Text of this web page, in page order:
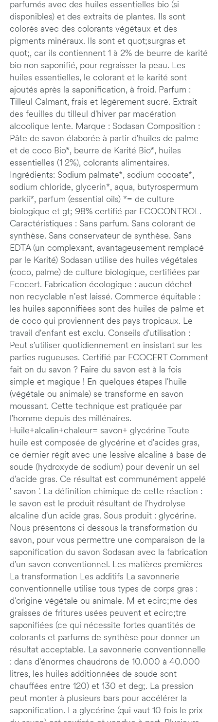
parfumés avec des huiles essentielles bio (si
disponibles) et des extraits de plantes. Ils sont
colorés avec des colorants végétaux et des
pigments minéraux. Ils sont et quot;surgras et
quot;, car ils contiennent 1 à 2% de beurre de karité
bio non saponifié, pour regraisser la peau. Les
huiles essentielles, le colorant et le karité sont
ajoutés après la saponification, à froid. Parfum :
Tilleul Calmant, frais et légèrement sucré. Extrait
des feuilles du tilleul d'hiver par macération
alcoolique lente. Marque : Sodasan Composition :
Pâte de savon élaborée à partir d'huiles de palme
et de coco Bio*, beurre de Karité Bio*, huiles
essentielles (1 2%), colorants alimentaires.
Ingrédients: Sodium palmate*, sodium cocoate*,
sodium chloride, glycerin*, aqua, butyrospermum
parkii*, parfum (essential oils) *= de culture
biologique et gt; 98% certifié par ECOCONTROL.
Caractéristiques : Sans parfum. Sans colorant de
synthèse. Sans conservateur de synthèse. Sans
EDTA (un complexant, avantageusement remplacé
par le Karité) Sodasan utilise des huiles végétales
(coco, palme) de culture biologique, certifiées par
Ecocert. Fabrication écologique : aucun déchet
non recyclable n'est laissé. Commerce équitable :
les huiles saponnifiées sont des huiles de palme et
de coco qui proviennent des pays tropicaux. Le
travail d'enfant est exclu. Conseils d'utilisation :
Peut s'utiliser quotidiennement en insistant sur les
parties rugueuses. Certifié par ECOCERT Comment
fait on du savon ? Faire du savon est à la fois
simple et magique ! En quelques étapes l'huile
(végétale ou animale) se transforme en savon
moussant. Cette technique est pratiquée par
l'homme depuis des millénaires.
Huile+alcalin+chaleur= savon+ glycérine Toute
huile est composée de glycérine et d'acides gras,
ce dernier régit avec une lessive alcaline à base de
soude (hydroxyde de sodium) pour devenir un sel
d'acide gras. Ce résultat est communément appelé
' savon '. La définition chimique de cette réaction :
le savon est le produit résultant de l'hydrolyse
alcaline d'un acide gras. Sous produit : glycérine.
Nous présentons ci dessous la transformation du
savon, pour vous permettre une comparaison de la
saponification du savon Sodasan avec la fabrication
d'un savon conventionnel. Les matières premières
La transformation Les additifs La savonnerie
conventionnelle utilise tous types de corps gras :
d'origine végétale ou animale. M et ecirc;me des
graisses de fritures usées peuvent et ecirc;tre
saponifiées (ce qui nécessite fortes quantités de
colorants et parfums de synthèse pour donner un
résultat acceptable. La savonnerie conventionnelle
: dans d'énormes chaudrons de 10.000 à 40.000
litres, les huiles additionnées de soude sont
chauffées entre 120) et 130 et deg;. La pression
peut monter à plusieurs bars pour accélérer la
saponification. La glycérine (qui vaut 10 fois le prix